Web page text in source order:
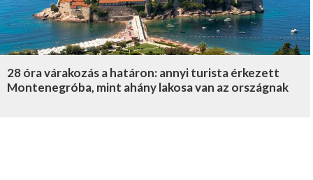
28 óra várakozás a határon: annyi turista érkezett
Montenegróba, mint ahány lakosa van az országnak